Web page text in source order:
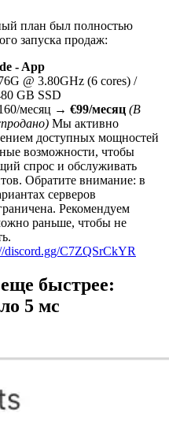
план был полностью
запуска продаж:
- App
@ 3.80GHz (6 cores) /
GB SSD
месяц → €99/месяц (В
Мы активно
доступных мощностей
возможности, чтобы
спрос и обслуживать
Обратите внимание: в
серверов
Рекомендуем
раньше, чтобы не
discord.gg/C7ZQSrCkYR
быстрее:
5 мс